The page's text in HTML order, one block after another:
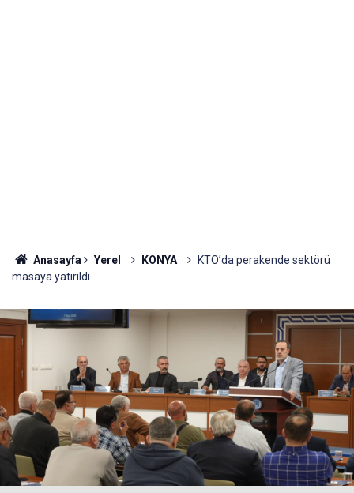
Anasayfa Yerel KONYA
KTO’da perakende sektörü
masaya yatırıldı